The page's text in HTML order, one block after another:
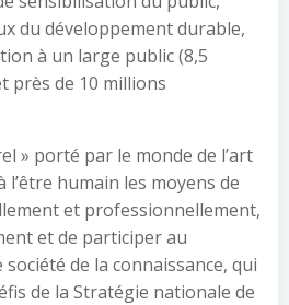
du développement durable,
à un large public (8,5
près de 10 millions
» porté par le monde de l’art
humain les moyens de
et professionnellement,
et de participer au
de la connaissance, qui
de la Stratégie nationale de